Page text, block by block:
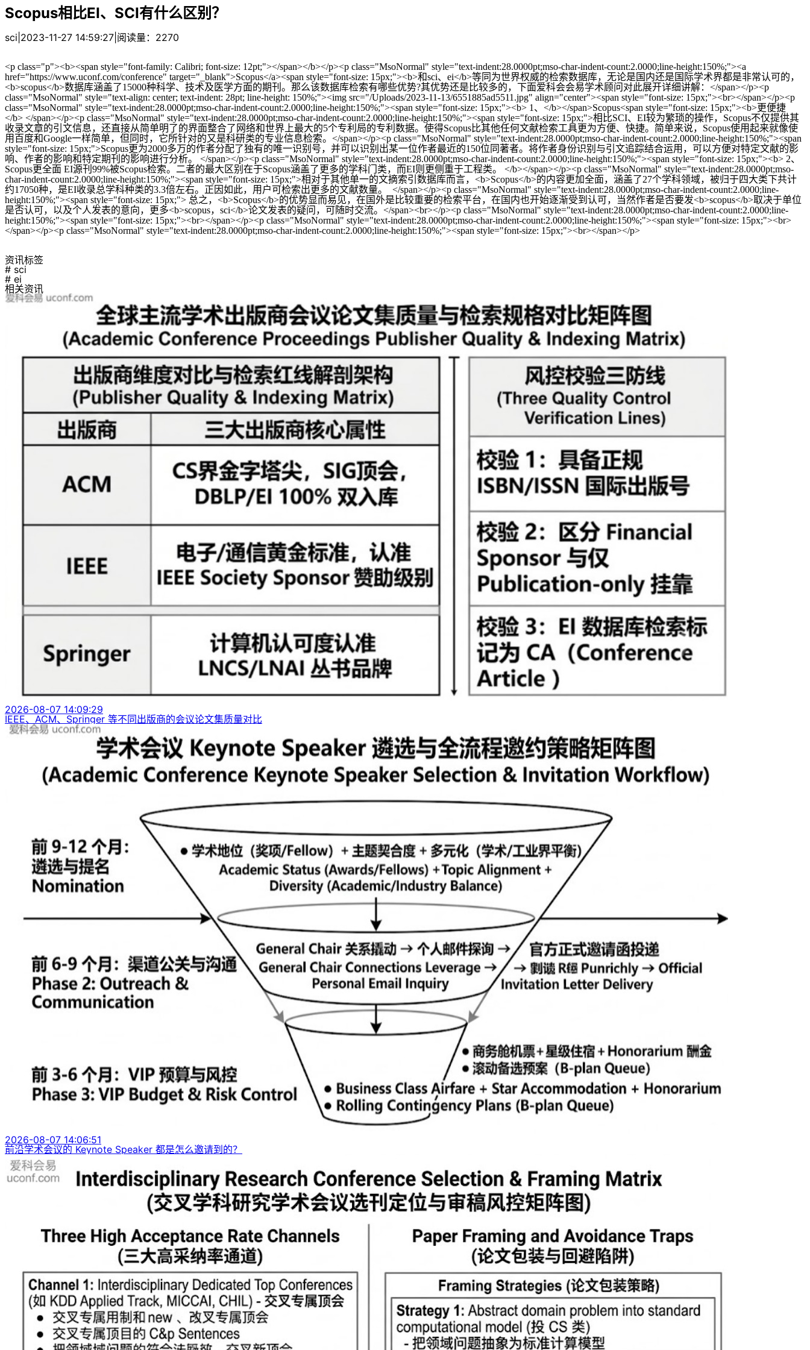
Scopus相比EI、SCI有什么区别？
sci 2023-11-27 14:59:27 阅读量：2270
<p class="p"><b><span style="font-family: Calibri; font-size: 12pt;"></span></b></p><p class="MsoNormal" style="text-indent:28.0000pt;mso-char-indent-count:2.0000;line-height:150%;"><a
href="https://www.uconf.com/conference" target="_blank">Scopus</a><span style="font-size: 15px;"><b>和sci、ei</b>等同为世界权威的检索数据库，无论是国内还是国际学术界都是非常认可的，
<b>scopus</b>数据库涵盖了15000种科学、技术及医学方面的期刊。那么该数据库检索有哪些优势?其优势还是比较多的，下面爱科会会易学术顾问对此展开详细讲解：</span></p><p
class="MsoNormal" style="text-align: center; text-indent: 28pt; line-height: 150%;"><img src="/Uploads/2023-11-13/6551885ad5511.jpg" align="center"><span style="font-size: 15px;"><br></span></p><p
class="MsoNormal" style="text-indent:28.0000pt;mso-char-indent-count:2.0000;line-height:150%;"><span style="font-size: 15px;"><b> 1、</b></span>Scopus<span style="font-size: 15px;"><b>更便捷
</b> </span></p><p class="MsoNormal" style="text-indent:28.0000pt;mso-char-indent-count:2.0000;line-height:150%;"><span style="font-size: 15px;">相比SCI、EI较为繁琐的操作，Scopus不仅提供其
收录文章的引文信息，还直接从简单明了的界面整合了网络和世界上最大的5个专利局的专利数据。使得Scopus比其他任何文献检索工具更为方便、快捷。简单来说，Scopus使用起来就像使
用百度和Google一样简单，但同时，它所针对的又是科研类的专业信息检索。</span></p><p class="MsoNormal" style="text-indent:28.0000pt;mso-char-indent-count:2.0000;line-height:150%;"><span
style="font-size: 15px;">Scopus更为2000多万的作者分配了独有的唯一识别号，并可以识别出某一位作者最近的150位同著者。将作者身份识别与引文追踪结合运用，可以方便对特定文献的影
响、作者的影响和特定期刊的影响进行分析。 </span></p><p class="MsoNormal" style="text-indent:28.0000pt;mso-char-indent-count:2.0000;line-height:150%;"><span style="font-size: 15px;"><b> 2、
Scopus更全面 EI源刊99%被Scopus检索。二者的最大区别在于Scopus涵盖了更多的学科门类，而EI则更侧重于工程类。 </b></span></p><p class="MsoNormal" style="text-indent:28.0000pt;mso-
char-indent-count:2.0000;line-height:150%;"><span style="font-size: 15px;">相对于其他单一的文摘索引数据库而言，<b>Scopus</b>的内容更加全面，涵盖了27个学科领域，被归于四大类下共计
约17050种，是EI收录总学科种类的3.3倍左右。正因如此，用户可检索出更多的文献数量。 </span></p><p class="MsoNormal" style="text-indent:28.0000pt;mso-char-indent-count:2.0000;line-
height:150%;"><span style="font-size: 15px;"> 总之，<b>Scopus</b>的优势显而易见，在国外是比较重要的检索平台，在国内也开始逐渐受到认可，当然作者是否要发<b>scopus</b>取决于单位
是否认可，以及个人发表的意向，更多<b>scopus，sci</b>论文发表的疑问，可随时交流。</span><br></p><p class="MsoNormal" style="text-indent:28.0000pt;mso-char-indent-count:2.0000;line-
height:150%;"><span style="font-size: 15px;"><br></span></p><p class="MsoNormal" style="text-indent:28.0000pt;mso-char-indent-count:2.0000;line-height:150%;"><span style="font-size: 15px;"><br>
</span></p><p class="MsoNormal" style="text-indent:28.0000pt;mso-char-indent-count:2.0000;line-height:150%;"><span style="font-size: 15px;"><br></span></p>
资讯标签
# sci
# ei
相关资讯
2026-08-07 14:09:29
IEEE、ACM、Springer 等不同出版商的会议论文集质量对比
2026-08-07 14:06:51
前沿学术会议的 Keynote Speaker 都是怎么邀请到的？